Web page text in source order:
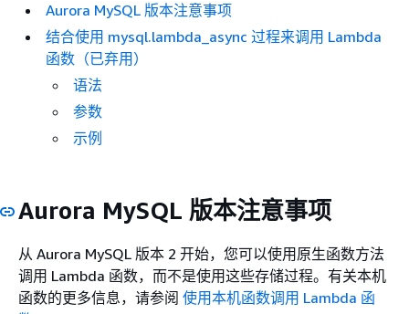
Aurora MySQL 版本注意事项
结合使用 mysql.lambda_async 过程来调用 Lambda
函数（已弃用）
语法
参数
示例
Aurora MySQL 版本注意事项
从 Aurora MySQL 版本 2 开始，您可以使用原生函数方法
调用 Lambda 函数，而不是使用这些存储过程。有关本机
函数的更多信息，请参阅 使用本机函数调用 Lambda 函